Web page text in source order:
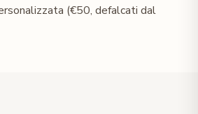
(€50, defalcati dal